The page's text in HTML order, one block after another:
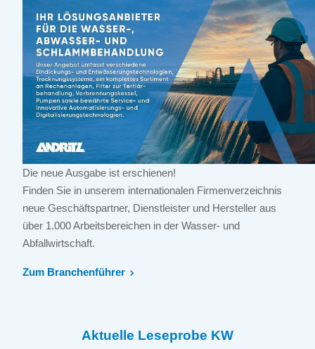
Die neue Ausgabe ist erschienen!
Finden Sie in unserem internationalen Firmenverzeichnis
neue Geschäftspartner, Dienstleister und Hersteller aus
über 1.000 Arbeitsbereichen in der Wasser- und
Abfallwirtschaft.
Zum Branchenführer
Aktuelle Leseprobe KW